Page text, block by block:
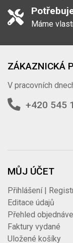
Máme
ZÁKAZNICKÁ
V pracovních
+420 545
MŮJ ÚČET
Přihlášení |
Editace údajů
Přehled
Faktury vydané
Uložené košíky